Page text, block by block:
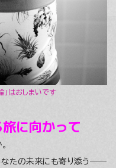
」はおしまいです
に向かって
なたの未来にも寄り添う――